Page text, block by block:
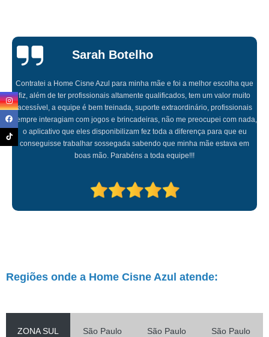
Sarah Botelho
Contratei a Home Cisne Azul para minha mãe e foi a melhor escolha que
fiz, além de ter profissionais altamente qualificados, tem um valor muito
acessível, a equipe é bem treinada, suporte extraordinário, profissionais
sempre interagiam com jogos e brincadeiras, não me preocupei com nada,
o aplicativo que eles disponibilizam fez toda a diferença para que eu
conseguisse trabalhar sossegada sabendo que minha mãe estava em
boas mão. Parabéns a toda equipe!!!
Regiões onde a Home Cisne Azul atende:
ZONA SUL São Paulo São Paulo São Paulo